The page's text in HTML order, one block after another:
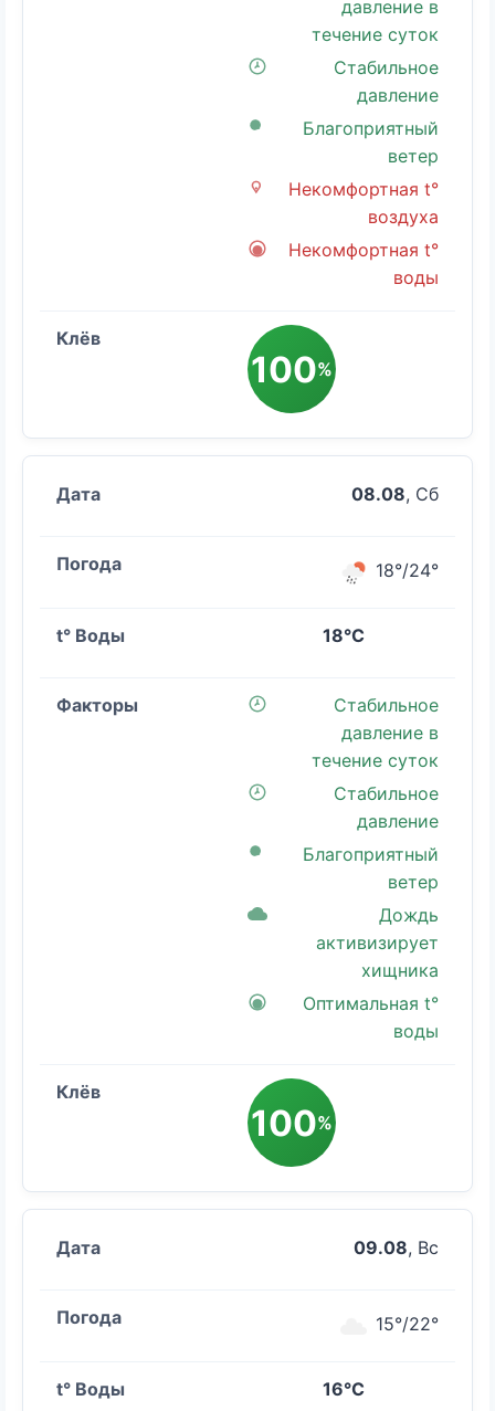
давление в
течение суток
Стабильное
давление
Благоприятный
ветер
Некомфортная t°
воздуха
Некомфортная t°
воды
100%
08.08, Сб
18°/24°
18°C
Стабильное
давление в
течение суток
Стабильное
давление
Благоприятный
ветер
Дождь
активизирует
хищника
Оптимальная t°
воды
100%
09.08, Вс
15°/22°
16°C